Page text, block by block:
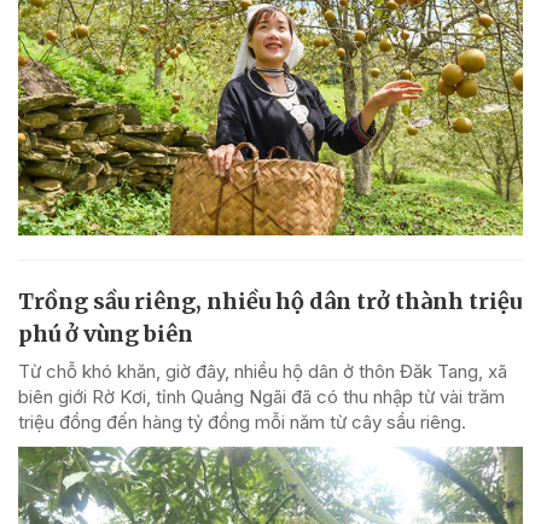
Trồng sầu riêng, nhiều hộ dân trở thành triệu
phú ở vùng biên
Từ chỗ khó khăn, giờ đây, nhiều hộ dân ở thôn Đăk Tang, xã
biên giới Rờ Kơi, tỉnh Quảng Ngãi đã có thu nhập từ vài trăm
triệu đồng đến hàng tỷ đồng mỗi năm từ cây sầu riêng.